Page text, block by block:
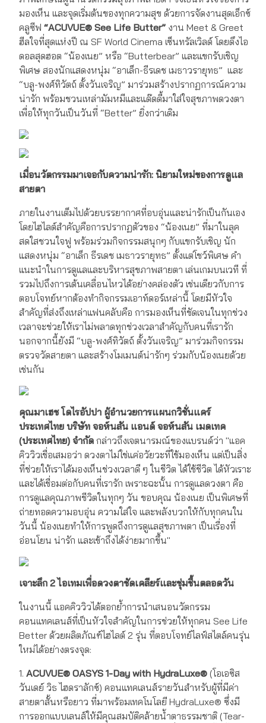
มองเห็น และจุดเริ่มต้นของทุกความสุข ด้วยการจัดงานสุดเอ็กซ์
คลูซีฟ “ACUVUE® See Life Butter” งาน Meet & Greet
ฮีลใจที่สุดแห่งปี ณ SF World Cinema เซ็นทรัลเวิลด์ โดยดึงไอ
ดอลสุดฮอต “น้องเนย” หรือ “Butterbear” และแขกรับเชิญ
พิเศษ สองนักแสดงหนุ่ม “อาเล็ก-ธีรเดช เมธาวรายุทธ” และ
“บลู-พงศ์ทิวัตถ์ ตั้งวันเจริญ” มาร่วมสร้างปรากฏการณ์ความ
น่ารัก พร้อมชวนเหล่ามัมหมีและแด๊ดดี้มาใส่ใจสุขภาพดวงตา
เพื่อให้ทุกวันเป็นวันที่ “Better” ยิ่งกว่าเดิม
เมื่อนวัตกรรมมาเจอกับความน่ารัก: นิยามใหม่ของการดูแล
สายตา
ภายในงานเต็มไปด้วยบรรยากาศที่อบอุ่นและน่ารักเป็นกันเอง
โดยไฮไลต์สำคัญคือการปรากฏตัวของ “น้องเนย” ที่มาในลุค
สดใสชวนใจฟู พร้อมร่วมกิจกรรมสนุกๆ กับแขกรับเชิญ นัก
แสดงหนุ่ม “อาเล็ก ธีรเดช เมธาวรายุทธ” ตั้งแต่โชว์พิเศษ คำ
แนะนำในการดูแลและบริหารสุขภาพสายตา เล่นเกมบนเวที ที่
รวมไปถึงการเต้นเคลื่อนไหวได้อย่างคล่องตัว เช่นเดียวกับการ
ตอบโจทย์หากต้องทำกิจกรรมเอาท์ดอร์เหล่านี้ โดยมีหัวใจ
สำคัญที่ส่งถึงเหล่าแฟนคลับคือ การมองเห็นที่ชัดเจนในทุกช่วง
เวลาจะช่วยให้เราไม่พลาดทุกช่วงเวลาสำคัญกับคนที่เรารัก
นอกจากนี้ยังมี “บลู-พงศ์ทิวัตถ์ ตั้งวันเจริญ” มาร่วมกิจกรรม
ตรวจวัดสายตา และสร้างโมเมนต์น่ารักๆ ร่วมกับน้องเนยด้วย
เช่นกัน
คุณมาเฮช โดไรอัปปา ผู้อำนวยการแผนกวิชั่นแคร์
ประเทศไทย บริษัท จอห์นสัน แอนด์ จอห์นสัน เมดเทค
(ประเทศไทย) จำกัด กล่าวถึงเจตนารมณ์ของแบรนด์ว่า "แอค
คิววิวเชื่อเสมอว่า ดวงตาไม่ใช่แค่อวัยวะที่ใช้มองเห็น แต่เป็นสิ่ง
ที่ช่วยให้เราได้มองเห็นช่วงเวลาดี ๆ ในชีวิต ได้ใช้ชีวิต ได้หัวเราะ
และได้เชื่อมต่อกับคนที่เรารัก เพราะฉะนั้น การดูแลดวงตา คือ
การดูแลคุณภาพชีวิตในทุกๆ วัน ขอบคุณ น้องเนย เป็นพิเศษที่
ถ่ายทอดความอบอุ่น ความใส่ใจ และพลังบวกให้กับทุกคนใน
วันนี้ น้องเนยทำให้การพูดถึงการดูแลสุขภาพตา เป็นเรื่องที่
อ่อนโยน น่ารัก และเข้าถึงได้ง่ายมากขึ้น"
เจาะลึก 2 ไอเทมเพื่อดวงตาชัดเคลียร์และชุ่มชื้นตลอดวัน
ในงานนี้ แอคคิววิวได้ตอกย้ำการนำเสนอนวัตกรรม
คอนแทคเลนส์ที่เป็นหัวใจสำคัญในการช่วยให้ทุกคน See Life
Better ด้วยผลิตภัณฑ์ไฮไลต์ 2 รุ่น ที่ตอบโจทย์ไลฟ์สไตล์คนรุ่น
ใหม่ได้อย่างตรงจุด:
1. ACUVUE® OASYS 1-Day with HydraLuxe® (โอเอซิส
วันเดย์ วิธ ไฮดราลักซ์) คอนแทคเลนส์รายวันสำหรับผู้ที่มีค่า
สายตาสั้นหรือยาว ที่มาพร้อมเทคโนโลยี HydraLuxe® ซึ่งมี
การออกแบบเลนส์ให้มีคุณสมบัติคล้ายน้ำตาธรรมชาติ (Tear-